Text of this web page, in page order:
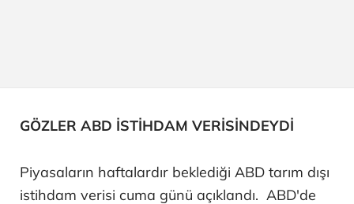
GÖZLER ABD İSTİHDAM VERİSİNDEYDİ
Piyasaların haftalardır beklediği ABD tarım dışı
istihdam verisi cuma günü açıklandı. ABD'de